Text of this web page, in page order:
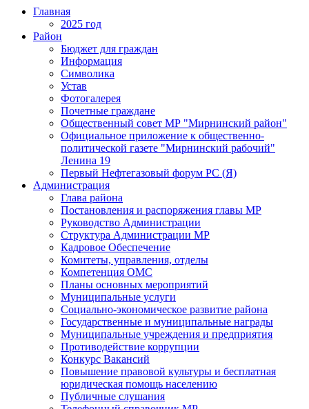
Главная
2025 год
Район
Бюджет для граждан
Информация
Символика
Устав
Фотогалерея
Почетные граждане
Общественный совет МР "Мирнинский район"
Официальное приложение к общественно-
политической газете "Мирнинский рабочий"
Ленина 19
Первый Нефтегазовый форум РС (Я)
Администрация
Глава района
Постановления и распоряжения главы МР
Руководство Администрации
Структура Администрации МР
Кадровое Обеспечение
Комитеты, управления, отделы
Компетенция ОМС
Планы основных мероприятий
Муниципальные услуги
Социально-экономическое развитие района
Государственные и муниципальные награды
Муниципальные учреждения и предприятия
Противодействие коррупции
Конкурс Вакансий
Повышение правовой культуры и бесплатная
юридическая помощь населению
Публичные слушания